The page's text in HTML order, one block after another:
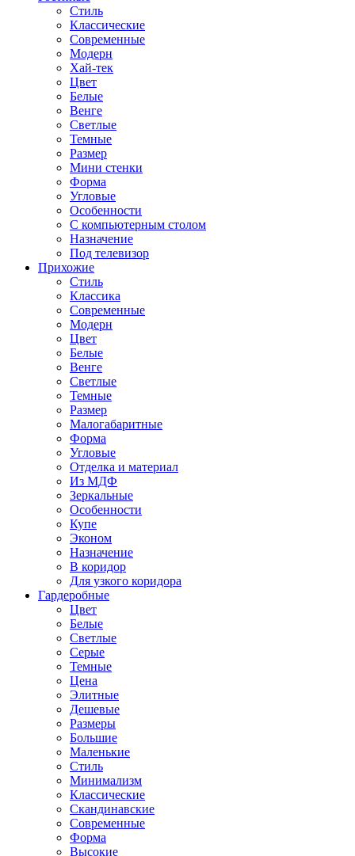
Стиль
Классические
Современные
Модерн
Хай-тек
Цвет
Белые
Венге
Светлые
Темные
Размер
Мини стенки
Форма
Угловые
Особенности
С компьютерным столом
Назначение
Под телевизор
Прихожие
Стиль
Классика
Современные
Модерн
Цвет
Белые
Венге
Светлые
Темные
Размер
Малогабаритные
Форма
Угловые
Отделка и материал
Из МДФ
Зеркальные
Особенности
Купе
Эконом
Назначение
В коридор
Для узкого коридора
Гардеробные
Цвет
Белые
Светлые
Серые
Темные
Цена
Элитные
Дешевые
Размеры
Большие
Маленькие
Стиль
Минимализм
Классические
Скандинавские
Современные
Форма
Высокие